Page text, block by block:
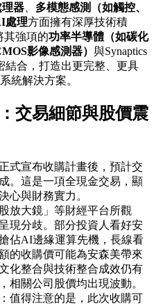
器
多模態感測（如觸控、
處理方面擁有深厚技術積
其強項的功率半導體（如碳化
影像感測器） 與Synaptics
結合，打造出更完整、更具
統解決方案。
交易細節與股價震
式宣布收購計畫後，預計交
。這是一項全現金交易，顯
心與財務實力。
放大鏡」等財經平台所觀
現分歧。部分投資人看好安
佔AI邊緣運算先機，長線看
的收購價可能為安森美帶來
化整合與技術整合成效仍有
相關公司股價均出現波動。
：值得注意的是，此次收購可